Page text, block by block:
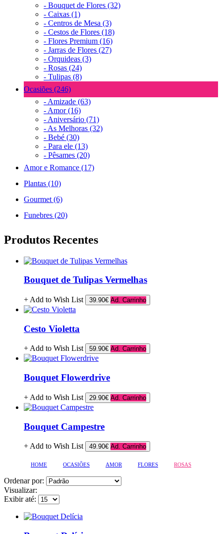
- Bouquet de Flores (32)
- Caixas (1)
- Centros de Mesa (3)
- Cestos de Flores (18)
- Flores Premium (16)
- Jarras de Flores (27)
- Orquideas (3)
- Rosas (24)
- Tulipas (8)
Ocasiões (246)
- Amizade (63)
- Amor (16)
- Aniversário (71)
- As Melhoras (32)
- Bebé (30)
- Para ele (13)
- Pêsames (20)
Amor e Romance (17)
Plantas (10)
Gourmet (6)
Funebres (20)
Produtos Recentes
Bouquet de Tulipas Vermelhas
+ Add to Wish List 39.90€ Ad. Carrinho
Cesto Violetta
+ Add to Wish List 59.90€ Ad. Carrinho
Bouquet Flowerdrive
+ Add to Wish List 29.90€ Ad. Carrinho
Bouquet Campestre
+ Add to Wish List 49.90€ Ad. Carrinho
HOME OCASIÕES AMOR FLORES ROSAS
Ordenar por:
Visualizar:
Exibir até: